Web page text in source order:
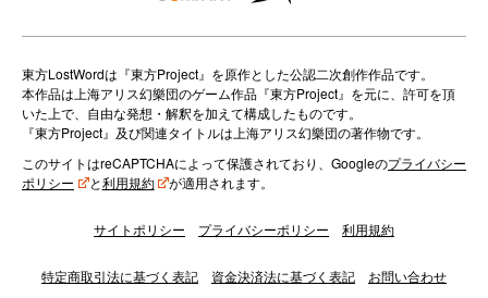
o
n
東方LostWordは『東方Project』を原作とした公認二次創作作品です。
本作品は上海アリス幻樂団のゲーム作品『東方Project』を元に、許可を頂
いた上で、自由な発想・解釈を加えて構成したものです。
『東方Project』及び関連タイトルは上海アリス幻樂団の著作物です。
このサイトはreCAPTCHAによって保護されており、Googleのプライバシー
ポリシー
と利用規約 が適用されます。
サイトポリシー プライバシーポリシー 利用規約
特定商取引法に基づく表記 資金決済法に基づく表記 お問い合わせ